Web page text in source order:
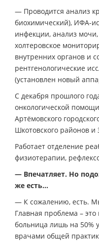
— Проводится анализ
биохимический), ИФА-
инфекции, анализ
холтеровское
внутренних органов и
рентгенологические
(установлен новый
С декабря прошлого
онкологической
Артёмовского
Шкотовского районов
Работает отделение
физиотерапии,
— Впечатляет. Но
же есть…
— К сожалению, есть.
Главная проблема –
больница лишь на 50%
врачами общей